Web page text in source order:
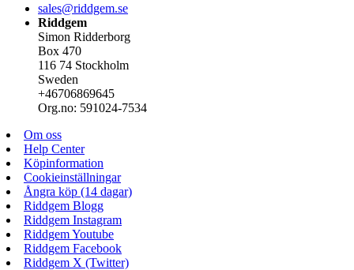
sales@riddgem.se
Riddgem
Simon Ridderborg
Box 470
116 74 Stockholm
Sweden
+46706869645
Org.no: 591024-7534
Om oss
Help Center
Köpinformation
Cookieinställningar
Ångra köp (14 dagar)
Riddgem Blogg
Riddgem Instagram
Riddgem Youtube
Riddgem Facebook
Riddgem X (Twitter)